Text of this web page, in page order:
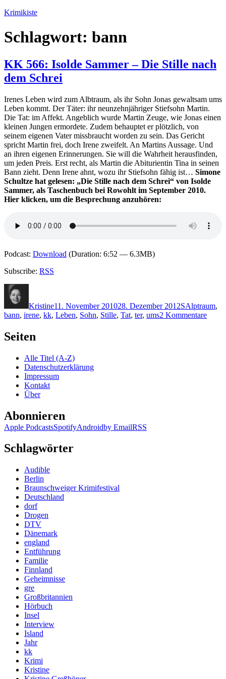
Zum
springen
Krimikiste
Schlagwort: bann
KK 566: Isolde Sammer – Die Stille nach
dem Schrei
Irenes Leben wird zum Albtraum, als ihr Sohn Jonas gewaltsam ums
Leben kommt. Der Täter: ihr neunzehnjähriger Stiefsohn Martin.
Die Tat: im Affekt. Angeblich wurde Martin Zeuge, wie Jonas einen
kleinen Jungen ermordete. Zudem behauptet er plötzlich, von
seinem eigenen Vater missbraucht worden zu sein. Das Gericht
spricht Martin frei, doch Irene zweifelt. An Martins Aussage. Und
an ihren eigenen Erinnerungen. Sie will die Wahrheit herausfinden,
um jeden Preis. Erst recht, als Martin die Abiturientin Tina in seinen
Bann zieht. Denn Irene ahnt, wozu ihr Stiefsohn fähig ist… Simone
Schultze hat gelesen: „Die Stille nach dem Schrei“ von Isolde
Sammer, als Taschenbuch bei Rowohlt im September 2010.
Hier klicken, um die Besprechung anzuhören:
Podcast: Download (Duration: 6:52 — 6.3MB)
Subscribe: RSS
Kristine11. November 201028. Dezember 2012SAlptraum,
bann, irene, kk, Leben, Sohn, Stille, Tat, ter, ums2 Kommentarezu
Seiten
Alle Titel (A-Z)
Datenschutzerklärung
Impressum
Kontakt
Über
Abonnieren
Apple PodcastsSpotifyAndroidby EmailRSS
Schlagwörter
Audible
Berlin
Braunschweiger Krimifestival
Deutschland
dorf
Drogen
DTV
Dänemark
england
Entführung
Familie
Finnland
Geheimnisse
gre
Großbritannien
Hörbuch
Insel
Interview
Island
Jahr
kk
Krimi
Kristine